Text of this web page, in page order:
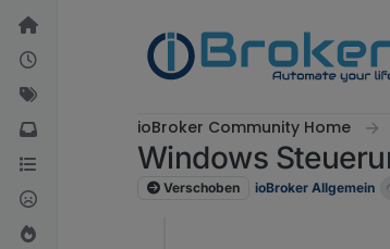
Weiter zum Inhalt
ioBroker Community Home
Windows
Verschoben ioBroker Allgemein